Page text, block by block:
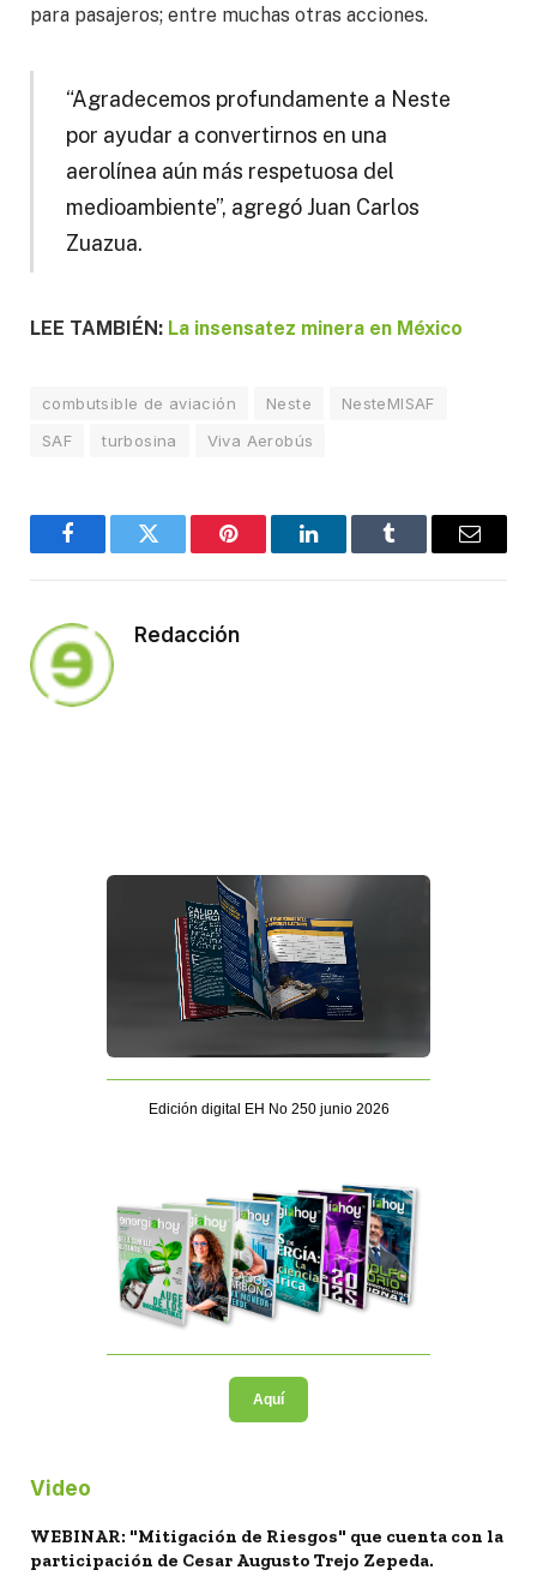
para pasajeros; entre muchas otras acciones.
“Agradecemos profundamente a Neste
por ayudar a convertirnos en una
aerolínea aún más respetuosa del
medioambiente”, agregó Juan Carlos
Zuazua.
LEE TAMBIÉN: La insensatez minera en México
combutsible de aviación Neste
NesteMISAF
SAF
turbosina Viva Aerobús
FacebookTwitter Pinterest LinkedInTumblr Email
Redacción
Edición digital EH No 250 junio 2026
Aquí
Video
WEBINAR: "Mitigación de Riesgos" que cuenta con la
participación de Cesar Augusto Trejo Zepeda.